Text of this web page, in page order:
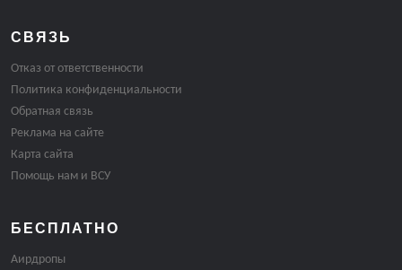
СВЯЗЬ
Отказ от ответственности
Политика конфиденциальности
Обратная связь
Реклама на сайте
Карта сайта
Помощь нам и ВСУ
БЕСПЛАТНО
Аирдропы